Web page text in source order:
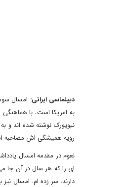
دیپلماسی ایرانی: امسال
به امریکا است، با
نیویورک نوشته شده اند و
رویه همیشگی اش مصاحبه
ای را که هر سال در آن جا
دارند، سر زده ام. امسال